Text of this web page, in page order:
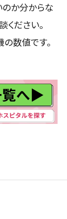
のか分からな
ください。
数値です。